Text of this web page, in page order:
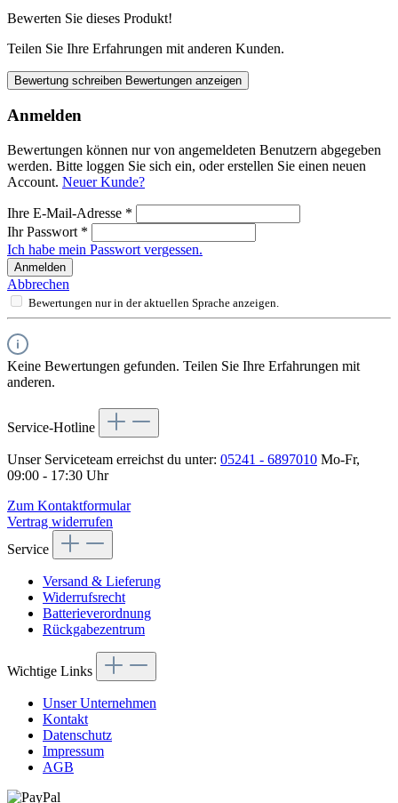
Bewerten Sie dieses Produkt!
Teilen Sie Ihre Erfahrungen mit anderen Kunden.
Bewertung schreiben Bewertungen anzeigen
Anmelden
Bewertungen können nur von angemeldeten Benutzern abgegeben
werden. Bitte loggen Sie sich ein, oder erstellen Sie einen neuen
Account. Neuer Kunde?
Ihre E-Mail-Adresse *
Ihr Passwort *
Ich habe mein Passwort vergessen.
Anmelden
Abbrechen
Bewertungen nur in der aktuellen Sprache anzeigen.
Keine Bewertungen gefunden. Teilen Sie Ihre Erfahrungen mit
anderen.
Service-Hotline
Unser Serviceteam erreichst du unter: 05241 - 6897010 Mo-Fr,
09:00 - 17:30 Uhr
Zum Kontaktformular
Vertrag widerrufen
Service
Versand & Lieferung
Widerrufsrecht
Batterieverordnung
Rückgabezentrum
Wichtige Links
Unser Unternehmen
Kontakt
Datenschutz
Impressum
AGB